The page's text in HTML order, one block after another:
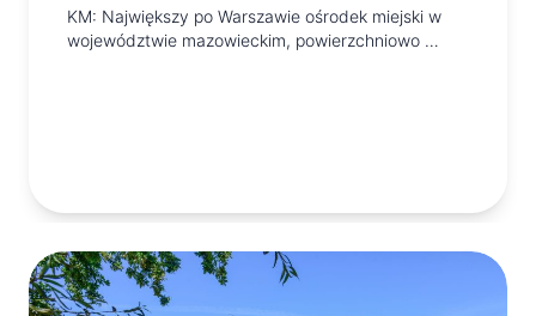
KM: Największy po Warszawie ośrodek miejski w
województwie mazowieckim, powierzchniowo …